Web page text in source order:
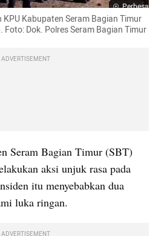
Perbesar
Kabupaten Seram Bagian Timur
Dok. Polres Seram Bagian Timur
ADVERTISEMENT
Seram Bagian Timur (SBT)
aksi unjuk rasa pada
itu menyebabkan dua
luka ringan.
ADVERTISEMENT